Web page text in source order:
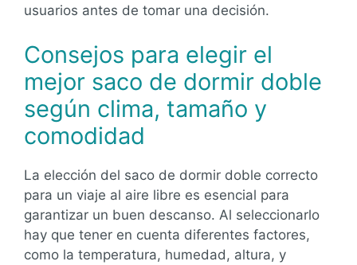
usuarios antes de tomar una decisión.
Consejos para elegir el
mejor saco de dormir doble
según clima, tamaño y
comodidad
La elección del saco de dormir doble correcto
para un viaje al aire libre es esencial para
garantizar un buen descanso. Al seleccionarlo
hay que tener en cuenta diferentes factores,
como la temperatura, humedad, altura, y